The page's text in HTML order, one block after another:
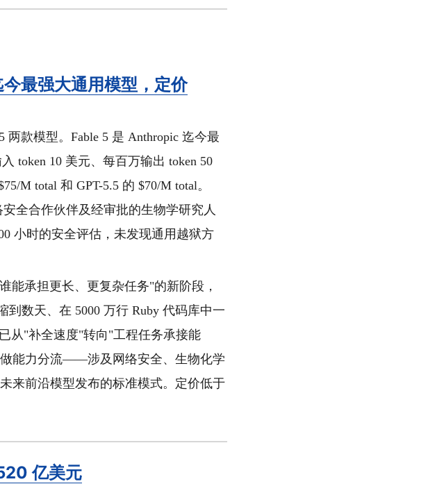
最强大通用模型，定价
两款模型。Fable 5 是 Anthropic 迄今最
token 10 美元、每百万输出 token 50
M total 和 GPT-5.5 的 $70/M total。
全合作伙伴及经审批的生物学研究人
小时的安全评估，未发现通用越狱方
能承担更长、更复杂任务"的新阶段，
数天、在 5000 万行 Ruby 代码库中一
从"补全速度"转向"工程任务承接能
能力分流——涉及网络安全、生物化学
来前沿模型发布的标准模式。定价低于
亿美元